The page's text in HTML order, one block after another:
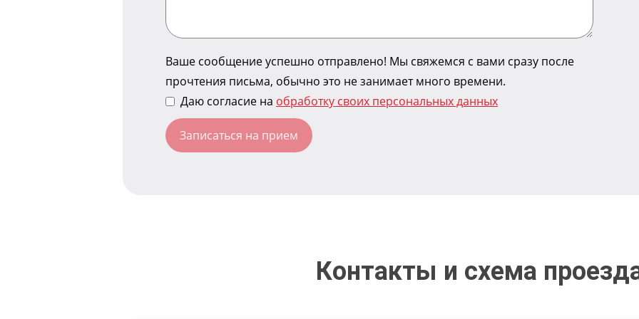
Ваше сообщение успешно отправлено! Мы свяжемся с вами сразу после
прочтения письма, обычно это не занимает много времени.
Даю согласие на обработку своих персональных данных
Контакты и схема